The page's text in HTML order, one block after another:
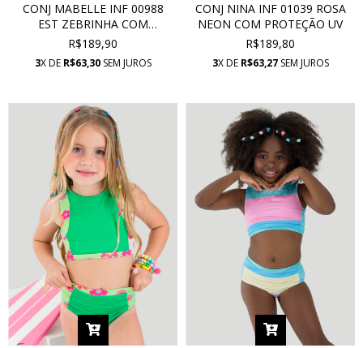
CONJ MABELLE INF 00988
EST ZEBRINHA COM
PROTEÇÃO UV
R$189,90
3X DE R$63,30SEM JUROS
CONJ NINA INF 01039 ROSA
NEON COM PROTEÇÃO UV
R$189,80
3X DE R$63,27SEM JUROS